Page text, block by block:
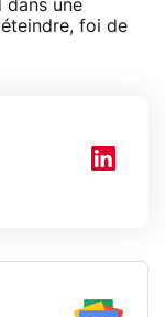
dans une
foi de